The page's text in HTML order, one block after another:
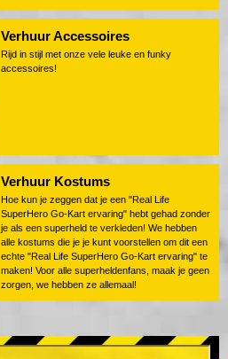
Verhuur Accessoires
Rijd in stijl met onze vele leuke en funky
accessoires!
Verhuur Kostums
Hoe kun je zeggen dat je een "Real Life
SuperHero Go-Kart ervaring" hebt gehad zonder
je als een superheld te verkleden! We hebben
alle kostums die je je kunt voorstellen om dit een
echte "Real Life SuperHero Go-Kart ervaring" te
maken! Voor alle superheldenfans, maak je geen
zorgen, we hebben ze allemaal!